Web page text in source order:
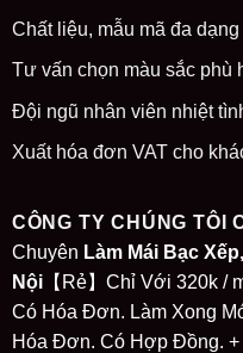
Chất liệu, mẫu mã đa
Tư vấn chọn màu sắc phù
Đội ngũ nhân viên nhiệt
Xuất hóa đơn VAT cho
CÔNG TY CHÚNG TÔI
Chuyên Làm Mái Bạc
Nội【Rẻ】Chỉ Với 320k /
Có Hóa Đơn. Làm Xong
Hóa Đơn. Có Hợp Đồng. +